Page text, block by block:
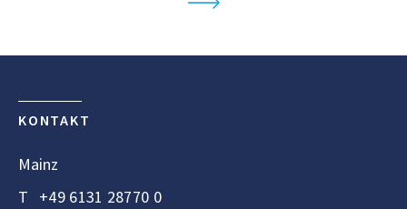
KONTAKT
Mainz
T +49 6131 28770 0